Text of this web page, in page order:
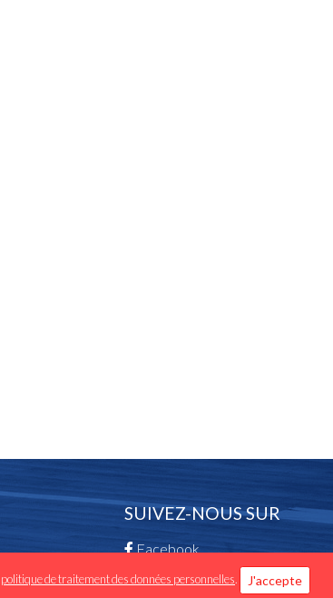
SUIVEZ-NOUS SUR
Facebook
Instagram -
politique de traitement des données personnelles. J'accepte